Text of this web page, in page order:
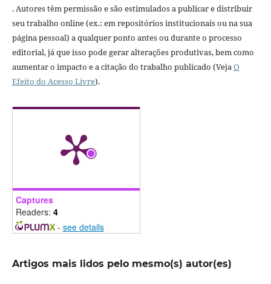
. Autores têm permissão e são estimulados a publicar e distribuir
seu trabalho online (ex.: em repositórios institucionais ou na sua
página pessoal) a qualquer ponto antes ou durante o processo
editorial, já que isso pode gerar alterações produtivas, bem como
aumentar o impacto e a citação do trabalho publicado (VejaO
Efeito do Acesso Livre).
Captures
Readers: 4
- see details
Artigos mais lidos pelo mesmo(s) autor(es)